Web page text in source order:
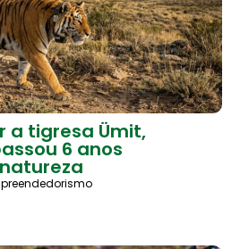
a tigresa Ümit,
6 anos